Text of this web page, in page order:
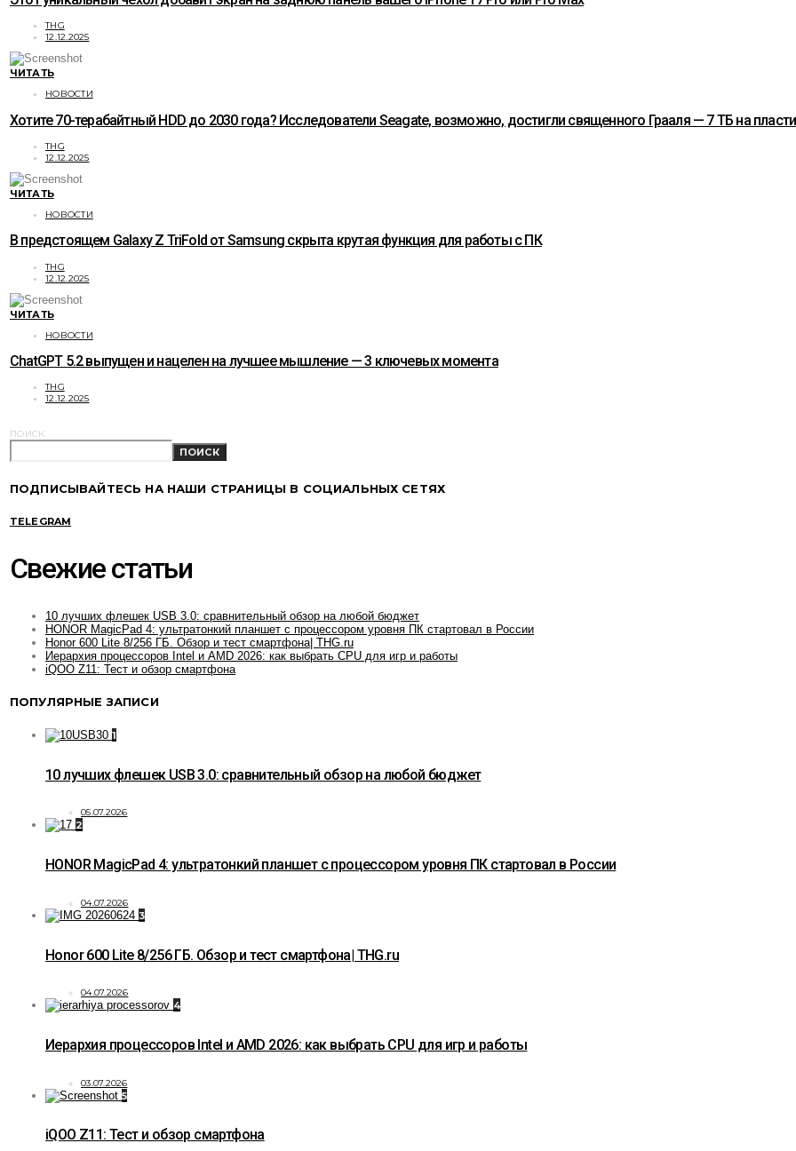
THG
12.12.2025
ЧИТАТЬ
НОВОСТИ
Хотите 70-терабайтный HDD до 2030 года? Исследователи Seagate, возможно, достигли священного Грааля — 7 ТБ на
THG
12.12.2025
ЧИТАТЬ
НОВОСТИ
В предстоящем Galaxy Z TriFold от Samsung скрыта крутая функция для работы с ПК
THG
12.12.2025
ЧИТАТЬ
НОВОСТИ
ChatGPT 5.2 выпущен и нацелен на лучшее мышление — 3 ключевых момента
THG
12.12.2025
ПОИСК
ПОИСК
ПОДПИСЫВАЙТЕСЬ НА НАШИ СТРАНИЦЫ В СОЦИАЛЬНЫХ СЕТЯХ
TELEGRAM
Свежие статьи
10 лучших флешек USB 3.0: сравнительный обзор на любой бюджет
HONOR MagicPad 4: ультратонкий планшет с процессором уровня ПК стартовал в России
Honor 600 Lite 8/256 ГБ. Обзор и тест смартфона| THG.ru
Иерархия процессоров Intel и AMD 2026: как выбрать CPU для игр и работы
iQOO Z11: Тест и обзор смартфона
ПОПУЛЯРНЫЕ ЗАПИСИ
1
10 лучших флешек USB 3.0: сравнительный обзор на любой бюджет
05.07.2026
2
HONOR MagicPad 4: ультратонкий планшет с процессором уровня ПК стартовал в России
04.07.2026
3
Honor 600 Lite 8/256 ГБ. Обзор и тест смартфона| THG.ru
04.07.2026
4
Иерархия процессоров Intel и AMD 2026: как выбрать CPU для игр и работы
03.07.2026
5
iQOO Z11: Тест и обзор смартфона